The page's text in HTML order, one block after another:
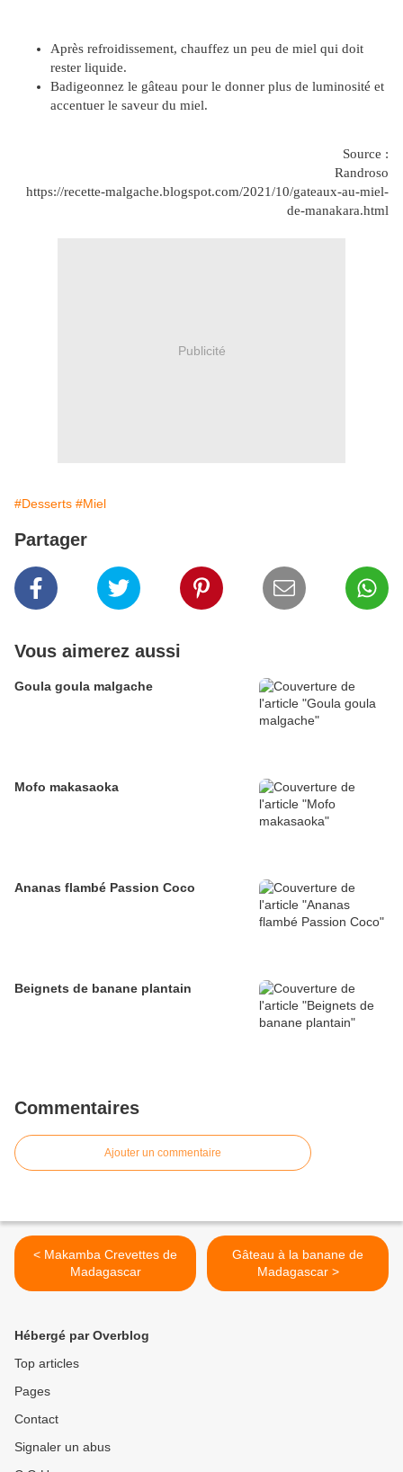
Après refroidissement, chauffez un peu de miel qui doit
rester liquide.
Badigeonnez le gâteau pour le donner plus de luminosité et
accentuer le saveur du miel.
Source :
Randroso
https://recette-malgache.blogspot.com/2021/10/gateaux-au-miel-
de-manakara.html
Publicité
#Desserts #Miel
Partager
Vous aimerez aussi
Goula goula malgache
Mofo makasaoka
Ananas flambé Passion Coco
Beignets de banane plantain
Commentaires
Ajouter un commentaire
< Makamba Crevettes de
Madagascar
Gâteau à la banane de
Madagascar >
Hébergé par Overblog
Top articles
Pages
Contact
Signaler un abus